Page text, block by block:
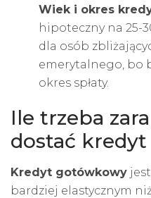
Wiek i okres
hipoteczny na 25-
dla osób
emerytalnego, bo
okres spłaty.
Ile trzeba
dostać
Kredyt gotówkowy
bardziej elastycznym